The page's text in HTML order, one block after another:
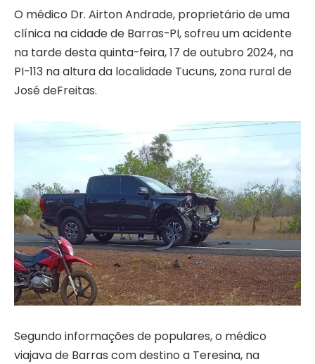
O médico Dr. Airton Andrade, proprietário de uma
clínica na cidade de Barras-PI, sofreu um acidente
na tarde desta quinta-feira, 17 de outubro 2024, na
PI-113 na altura da localidade Tucuns, zona rural de
José deFreitas.
Segundo informações de populares, o médico
viajava de Barras com destino a Teresina, na